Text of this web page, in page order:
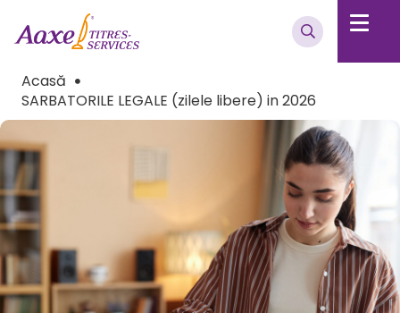
Acasă
SARBATORILE LEGALE (zilele libere) in 2026